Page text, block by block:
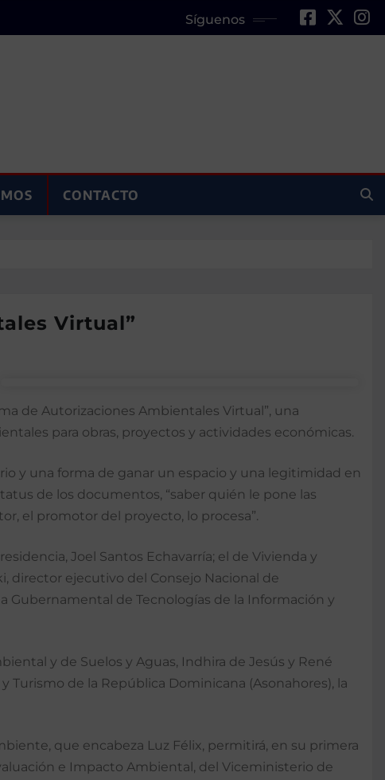
Síguenos
CONTACTO
Virtual”
de Autorizaciones Ambientales Virtual”, una
para obras, proyectos y actividades económicas.
y una forma de ganar un espacio y una legitimidad en
de los documentos, “saber quién le pone las
el promotor del proyecto, lo procesa”.
Joel Santos Echavarría; el de Vivienda y
director ejecutivo del Consejo Nacional de
Gubernamental de Tecnologías de la Información y
y de Suelos y Aguas, Indhira de Jesús y René
de la República Dominicana (Asonahores), la
que encabeza Luz Félix, permitirá, en su primera
e Impacto Ambiental, del Viceministerio de